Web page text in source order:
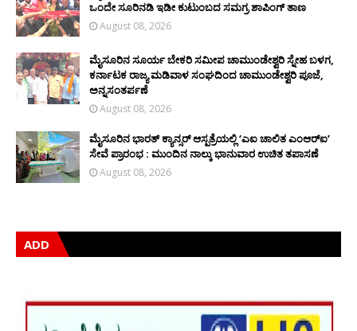
ಒಂದೇ ಸೂರಿನಡಿ ಇಡೀ ಕುಟುಂಬದ ಸಮಗ್ರ ಶಾಪಿಂಗ್ ತಾಣ
August 08, 2026
ಮೈಸೂರಿನ ಸೂರ್ಯ ಬೇಕರಿ ಸಮೀಪ ಚಾಮುಂಡೇಶ್ವರಿ ಸ್ನೇಹ ಬಳಗ,
ಕರ್ನಾಟಕ ರಾಜ್ಯ ಮಡಿವಾಳ ಸಂಘದಿಂದ ಚಾಮುಂಡೇಶ್ವರಿ ಪೂಜೆ,
ಅನ್ನಸಂತರ್ಪಣೆ
August 08, 2026
ಮೈಸೂರಿನ ಭಾರತ್ ಕ್ಯಾನ್ಸರ್ ಆಸ್ಪತ್ರೆಯಲ್ಲಿ ‘ಎಐ ಚಾಲಿತ ಎಂಆರ್‌ಐ’
ಸೇವೆ ಪ್ರಾರಂಭ : ಮುಂದಿನ ನಾಲ್ಕು ಭಾನುವಾರ ಉಚಿತ ತಪಾಸಣೆ
August 08, 2026
ADD